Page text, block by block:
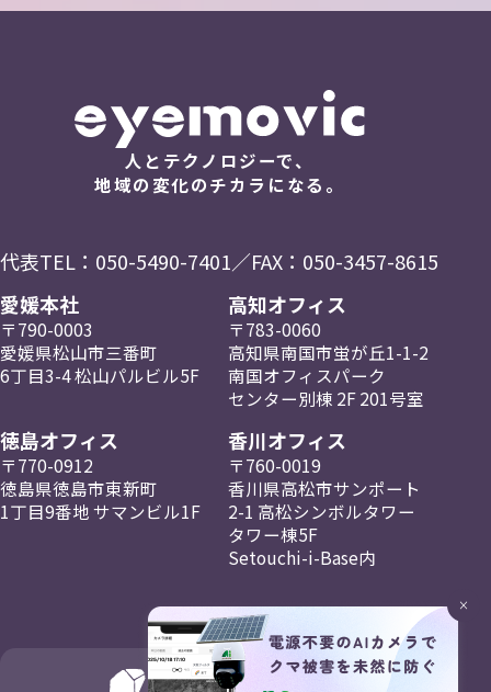
人とテクノロジーで、
地域の変化のチカラになる。
代表TEL： 050-5490-7401／FAX：050-3457-8615
愛媛本社
〒790-0003
愛媛県松山市三番町
6丁目3-4松山パルビル5F
高知オフィス
〒783-0060
高知県南国市蛍が丘1-1-2
南国オフィスパーク
センター別棟 2F201号室
徳島オフィス
〒770-0912
徳島県徳島市東新町
1丁目9番地サマンビル1F
香川オフィス
〒760-0019
香川県高松市サンポート
2-1 高松シンボルタワー
タワー棟5F
Setouchi-i-Base内
×